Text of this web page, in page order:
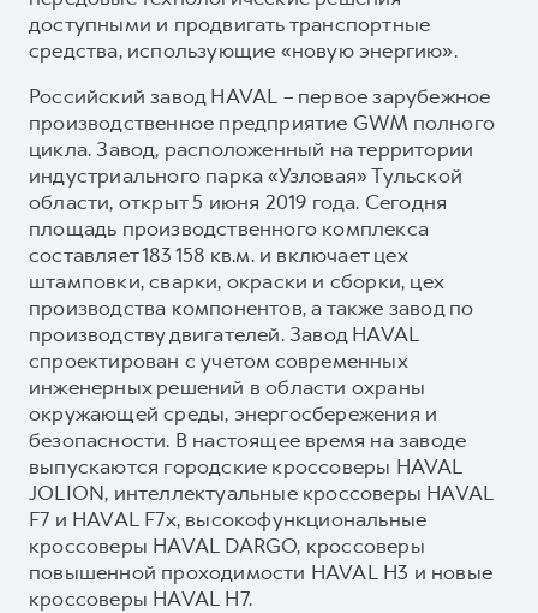
доступными и продвигать транспортные
средства, использующие «новую энергию».
Российский завод HAVAL – первое зарубежное
производственное предприятие GWM полного
цикла. Завод, расположенный на территории
индустриального парка «Узловая» Тульской
области, открыт 5 июня 2019 года. Сегодня
площадь производственного комплекса
составляет 183 158 кв.м. и включает цех
штамповки, сварки, окраски и сборки, цех
производства компонентов, а также завод по
производству двигателей. Завод HAVAL
спроектирован с учетом современных
инженерных решений в области охраны
окружающей среды, энергосбережения и
безопасности. В настоящее время на заводе
выпускаются городские кроссоверы HAVAL
JOLION, интеллектуальные кроссоверы HAVAL
F7 и HAVAL F7x, высокофункциональные
кроссоверы HAVAL DARGO, кроссоверы
повышенной проходимости HAVAL H3 и новые
кроссоверы HAVAL H7.